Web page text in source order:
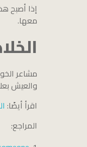
إذا أصبح
معها.
مشاعر
والعيش
اقرأ أيضًا:
المراجع: